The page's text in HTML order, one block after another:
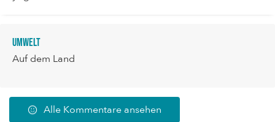
Umwelt
Auf dem Land
Alle Kommentare ansehen